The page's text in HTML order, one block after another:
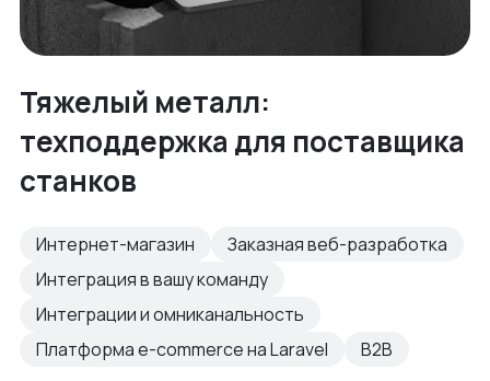
Тяжелый металл:
техподдержка для поставщика
станков
Интернет-магазин
Заказная веб-разработка
Интеграция в вашу команду
Интеграции и омниканальность
Платформа e-commerce на Laravel
B2B